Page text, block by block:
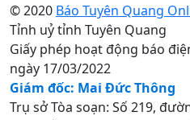
© 2020 Báo Tuyên Quang
Tỉnh uỷ tỉnh Tuyên Quang
Giấy phép hoạt động báo
ngày 17/03/2022
Giám đốc: Mai Đức Thông
Trụ sở Tòa soạn: Số 219,